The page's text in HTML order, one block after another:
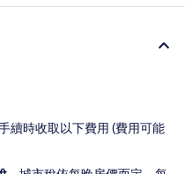
續時收取以下費用 (費用可能